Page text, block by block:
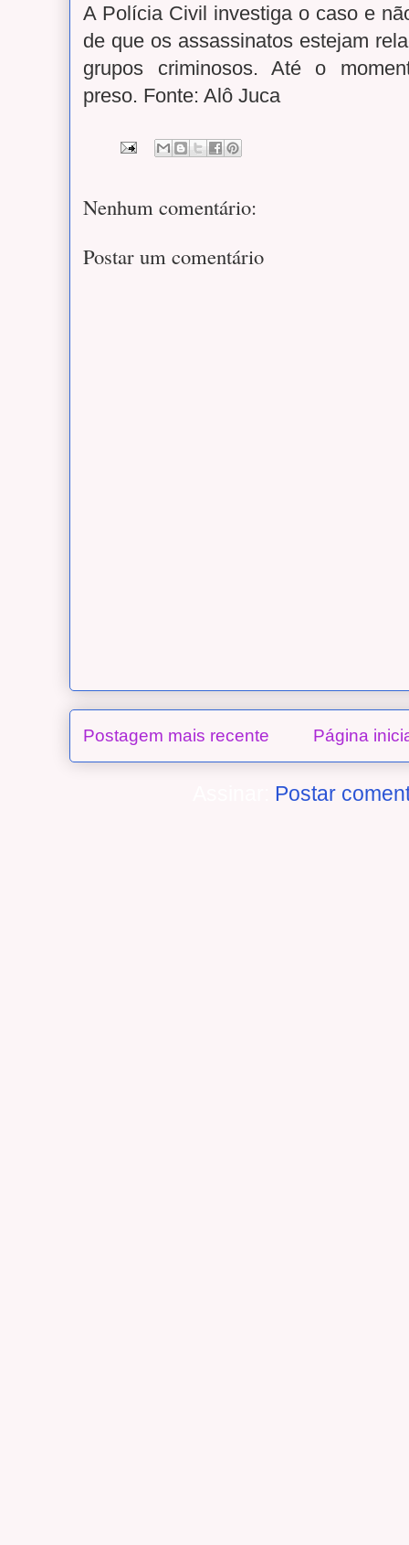
A Polícia Civil investiga o caso e
de que os assassinatos estejam
grupos criminosos. Até o
preso. Fonte: Alô Juca
Nenhum comentário:
Postar um comentário
Postagem mais recente Página
Postar